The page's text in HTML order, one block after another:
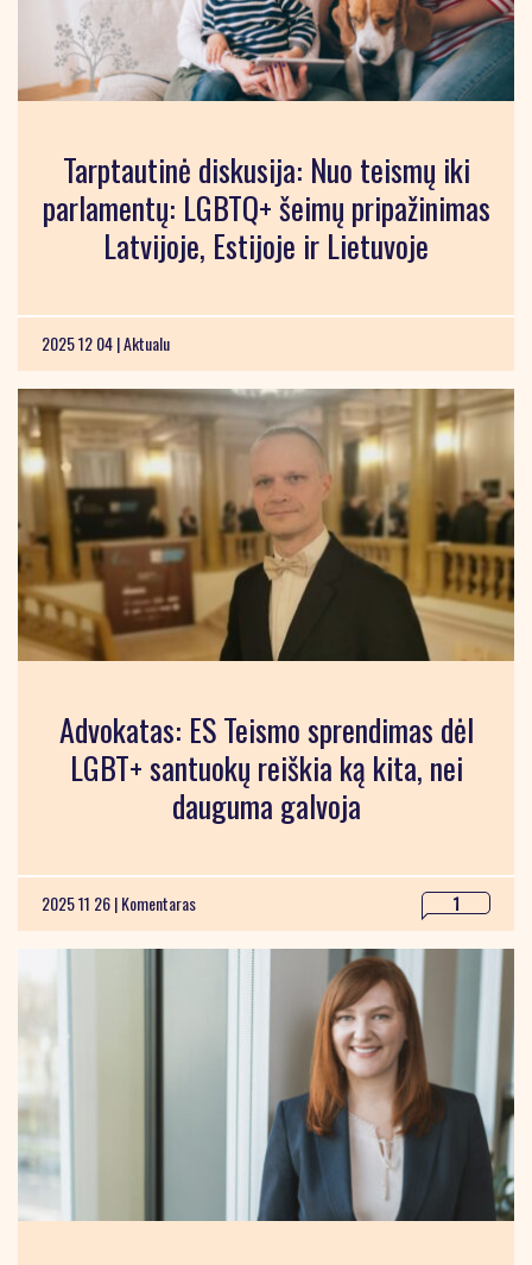
Tarptautinė diskusija: Nuo teismų iki
parlamentų: LGBTQ+ šeimų pripažinimas
Latvijoje, Estijoje ir Lietuvoje
2025 12 04 |Aktualu
Advokatas: ES Teismo sprendimas dėl
LGBT+ santuokų reiškia ką kita, nei
dauguma galvoja
2025 11 26 |Komentaras 1